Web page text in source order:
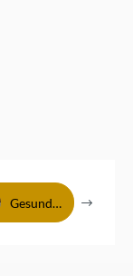
Gesundes Kochen